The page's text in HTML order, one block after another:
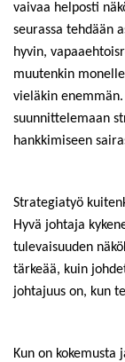
vaivaa helposti
seurassa tehdään
hyvin,
muutenkin
vieläkin
suunnittelemaan
hankkimiseen
Strategiatyö
Hyvä johtaja
tulevaisuuden
tärkeää, kuin
johtajuus on, kun
Kun on